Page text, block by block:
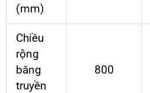
(mm)
Chiều
rộng
băng
truyền
800